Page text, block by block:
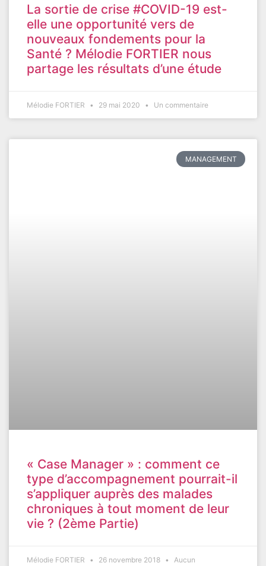
La sortie de crise #COVID-19 est-
elle une opportunité vers de
nouveaux fondements pour la
Santé ? Mélodie FORTIER nous
partage les résultats d’une étude
Mélodie FORTIER 29 mai 2020 Un commentaire
MANAGEMENT
« Case Manager » : comment ce
type d’accompagnement pourrait-il
s’appliquer auprès des malades
chroniques à tout moment de leur
vie ? (2ème Partie)
Mélodie FORTIER 26 novembre 2018
Aucun